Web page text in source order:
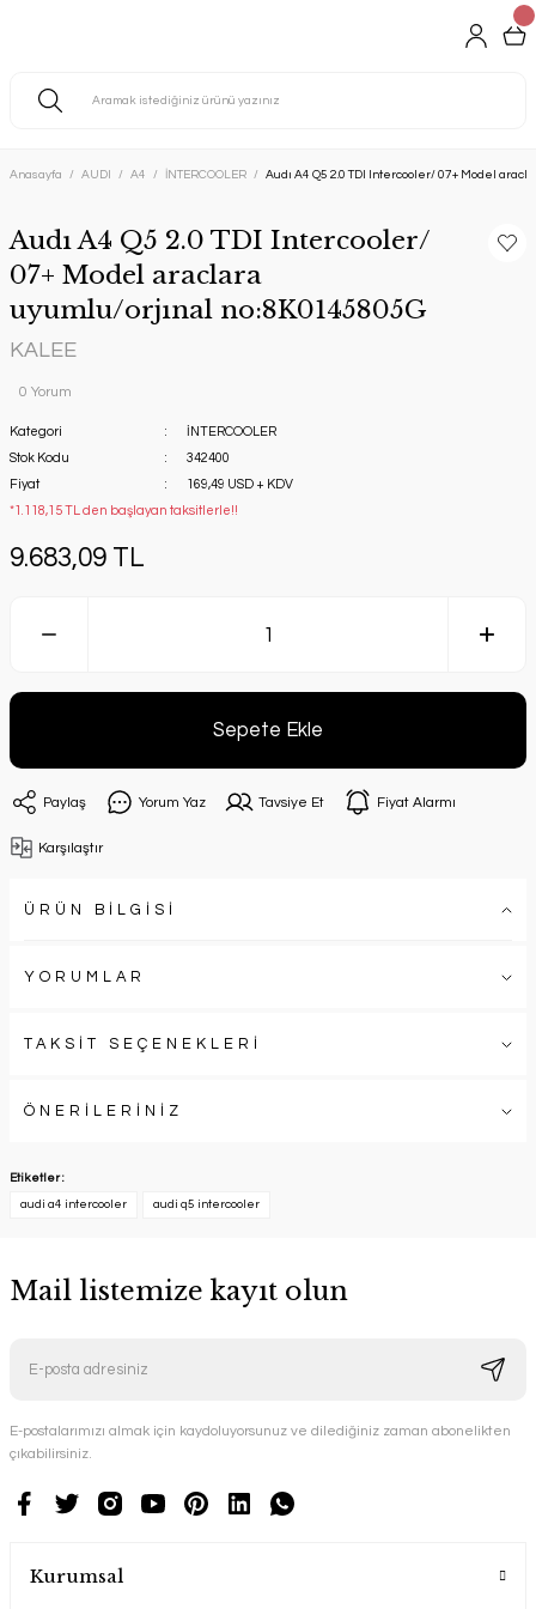
Anasayfa AUDI A4 İNTERCOOLER Audı A4 Q5 2.0 TDI Intercooler/ 07+ Model
Audı A4 Q5 2.0 TDI Intercooler/
07+ Model araclara
uyumlu/orjınal no:8K0145805G
KALEE
0 Yorum
Kategori
İNTERCOOLER
Stok Kodu
342400
Fiyat
169,49 USD + KDV
*1.118,15 TL den başlayan taksitlerle!!
9.683,09 TL
Sepete Ekle
Paylaş Yorum Yaz Tavsiye Et Fiyat Alarmı
Karşılaştır
ÜRÜN BİLGİSİ
YORUMLAR
TAKSİT SEÇENEKLERİ
ÖNERİLERİNİZ
Etiketler :
audi a4 intercooler audi q5 intercooler
Mail listemize kayıt olun
E-postalarımızı almak için kaydoluyorsunuz ve dilediğiniz zaman abonelikten
çıkabilirsiniz.
Kurumsal